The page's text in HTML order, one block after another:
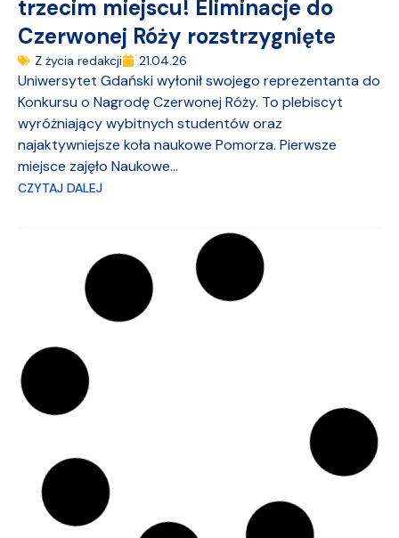
trzecim miejscu! Eliminacje do
Czerwonej Róży rozstrzygnięte
Z życia redakcji 21.04.26
Uniwersytet Gdański wyłonił swojego reprezentanta do
Konkursu o Nagrodę Czerwonej Róży. To plebiscyt
wyróżniający wybitnych studentów oraz
najaktywniejsze koła naukowe Pomorza. Pierwsze
miejsce zajęło Naukowe...
CZYTAJ DALEJ
Poszukiwania nowej opowieści